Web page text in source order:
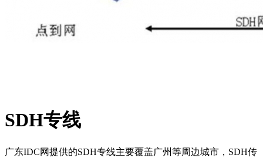
SDH专线
广东IDC网提供的SDH专线主要覆盖广州等周边城市，SDH传